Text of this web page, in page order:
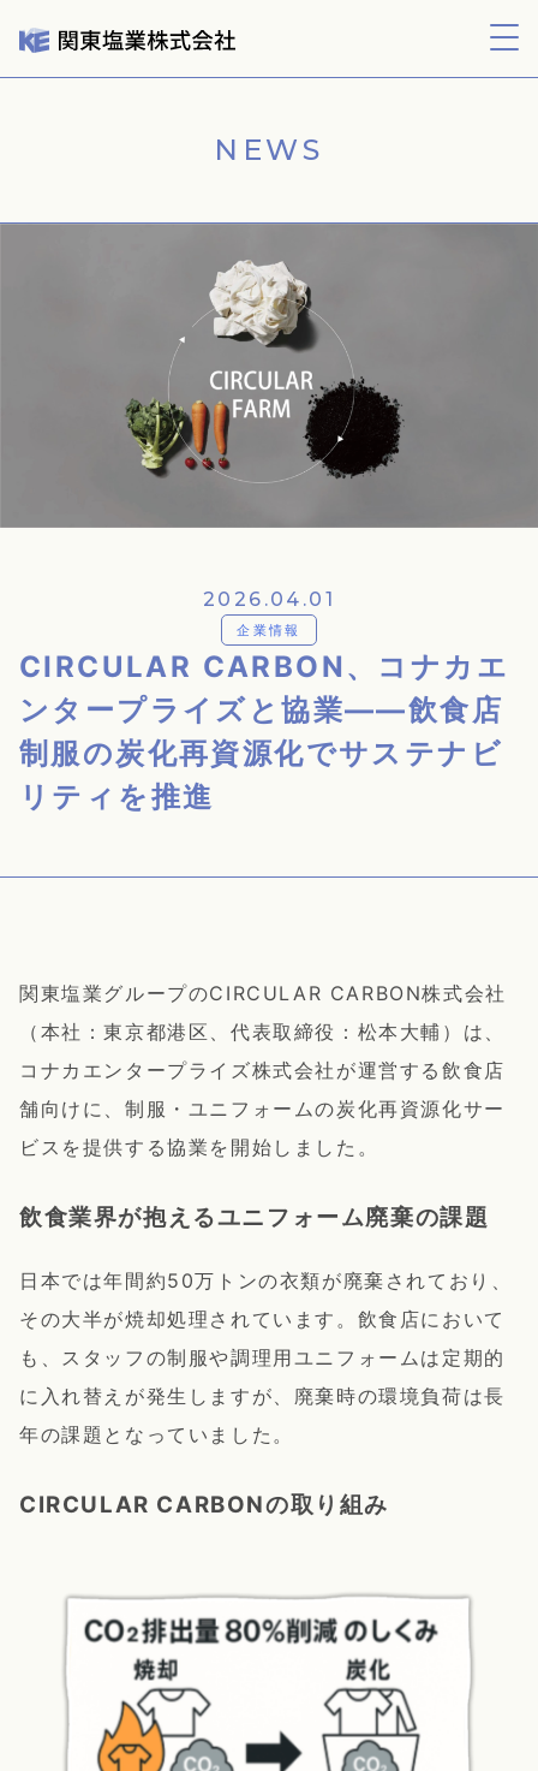
採用情報
NEWS
2026.04.01
企業情報
CIRCULAR CARBON、コナカエ
ンタープライズと協業——飲食店
制服の炭化再資源化でサステナビ
リティを推進
関東塩業グループのCIRCULAR CARBON株式会社
（本社：東京都港区、代表取締役：松本大輔）は、
コナカエンタープライズ株式会社が運営する飲食店
舗向けに、制服・ユニフォームの炭化再資源化サー
ビスを提供する協業を開始しました。
飲食業界が抱えるユニフォーム廃棄の課題
日本では年間約50万トンの衣類が廃棄されており、
その大半が焼却処理されています。飲食店において
も、スタッフの制服や調理用ユニフォームは定期的
に入れ替えが発生しますが、廃棄時の環境負荷は長
年の課題となっていました。
CIRCULAR CARBONの取り組み